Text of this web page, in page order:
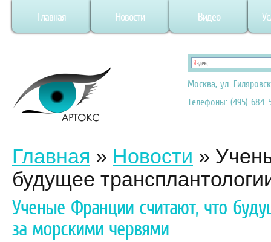
Главная Новости Видео
Москва, ул.
Телефоны: (495) 684-
Главная » Новости »
будущее
Ученые Франции считают, что
за морскими червями